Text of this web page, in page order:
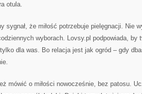
otula.
sygnał, że miłość potrzebuje pielęgnacji. Nie
wyborach. Lovsy.pl podpowiada, by
dla was. Bo relacja jest jak ogród – gdy
mówić o miłości nowocześnie, bez patosu.